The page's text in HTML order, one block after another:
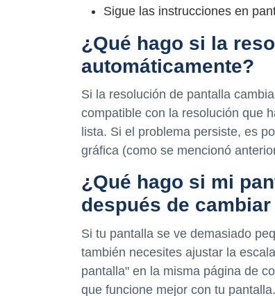
Sigue las instrucciones en
¿Qué hago si la
automáticamente?
Si la resolución de pantalla
compatible con la resolución que
lista. Si el problema persiste, es
gráfica (como se mencionó
¿Qué hago si mi
después de
Si tu pantalla se ve demasiado
también necesites ajustar la
pantalla" en la misma página de
que funcione mejor con tu